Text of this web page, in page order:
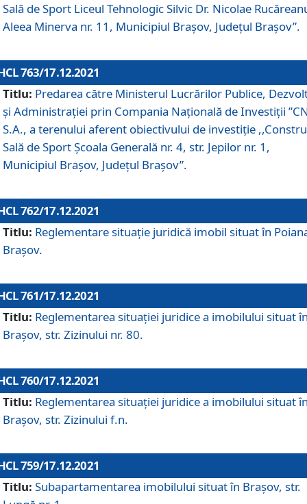
Sală de Sport Liceul Tehnologic Silvic Dr. Nicolae
Aleea Minerva nr. 11, Municipiul Brașov, Județul Brașov”.
763/17.12.2021
Titlu: Predarea către Ministerul Lucrărilor Publice,
și Administrației prin Compania Naţională de Investiţii
S.A., a terenului aferent obiectivului de investiție
Sală de Sport Școala Generală nr. 4, str. Jepilor nr. 1,
Municipiul Brașov, Județul Brașov”.
762/17.12.2021
Titlu: Reglementare situație juridică imobil situat în
Brașov.
761/17.12.2021
Titlu: Reglementarea situației juridice a imobilului situat
Brașov, str. Zizinului nr. 80.
760/17.12.2021
Titlu: Reglementarea situației juridice a imobilului situat
Brașov, str. Zizinului f.n.
759/17.12.2021
Titlu: Subapartamentarea imobilului situat în Brașov, str.